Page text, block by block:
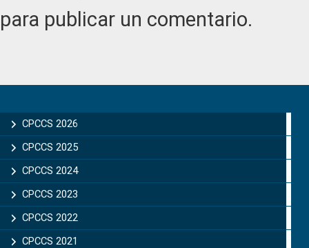
para publicar un comentario.
Sidebar
CPCCS 2026
CPCCS 2025
CPCCS 2024
CPCCS 2023
CPCCS 2022
CPCCS 2021